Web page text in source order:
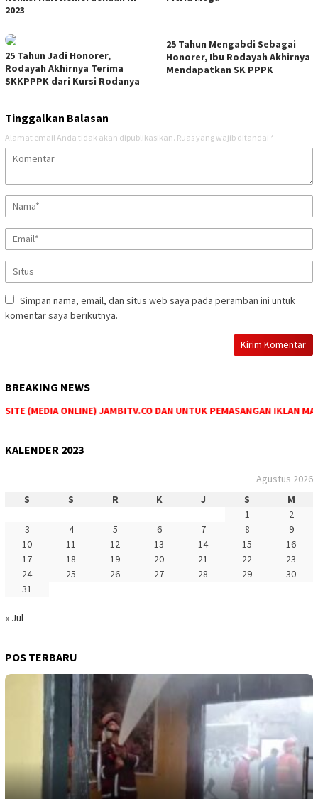
2023
25 Tahun Jadi Honorer,
Rodayah Akhirnya Terima
SKKPPPK dari Kursi Rodanya
25 Tahun Mengabdi Sebagai
Honorer, Ibu Rodayah Akhirnya
Mendapatkan SK PPPK
Tinggalkan Balasan
Alamat email Anda tidak akan dipublikasikan. Ruas yang wajib ditandai *
Simpan nama, email, dan situs web saya pada peramban ini untuk
komentar saya berikutnya.
BREAKING NEWS
(MEDIA ONLINE) JAMBITV.CO DAN UNTUK PEMASANGAN IKLAN
KALENDER 2023
Agustus 2026
S
S R K J S
M
1
2
3
4 5 6 7 8
9
10
11 12 13 14 15
16
17
18 19 20 21 22
23
24
25 26 27 28 29
30
31
« Jul
POS TERBARU